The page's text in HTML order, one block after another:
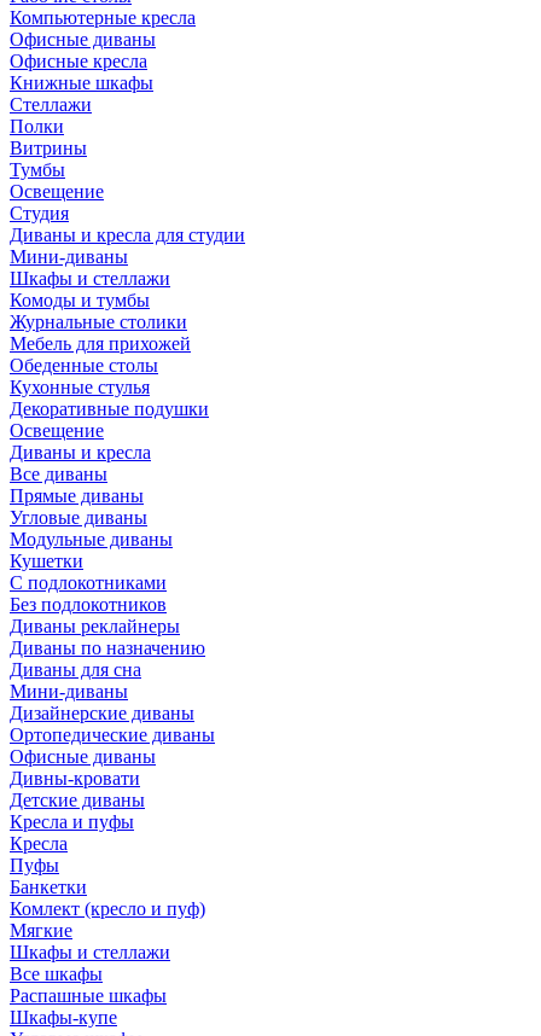
Компьютерные кресла
Офисные диваны
Офисные кресла
Книжные шкафы
Стеллажи
Полки
Витрины
Тумбы
Освещение
Студия
Диваны и кресла для студии
Мини-диваны
Шкафы и стеллажи
Комоды и тумбы
Журнальные столики
Мебель для прихожей
Обеденные столы
Кухонные стулья
Декоративные подушки
Освещение
Диваны и кресла
Все диваны
Прямые диваны
Угловые диваны
Модульные диваны
Кушетки
С подлокотниками
Без подлокотников
Диваны реклайнеры
Диваны по назначению
Диваны для сна
Мини-диваны
Дизайнерские диваны
Ортопедические диваны
Офисные диваны
Дивны-кровати
Детские диваны
Кресла и пуфы
Кресла
Пуфы
Банкетки
Комлект (кресло и пуф)
Мягкие
Шкафы и стеллажи
Все шкафы
Распашные шкафы
Шкафы-купе